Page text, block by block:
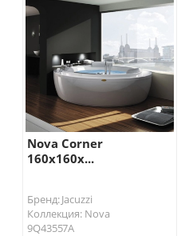
Nova Corner
160x160x...
Бренд: Jacuzzi
Коллекция: Nova
9Q43557A